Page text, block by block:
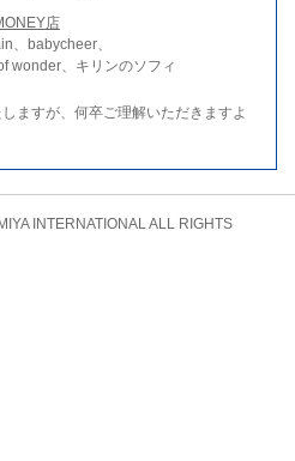
店
、babycheer、
wonder、キリンのソフィ
ますが、何卒ご理解いただきますよ